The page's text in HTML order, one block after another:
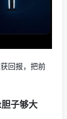
回报，把前
子够大